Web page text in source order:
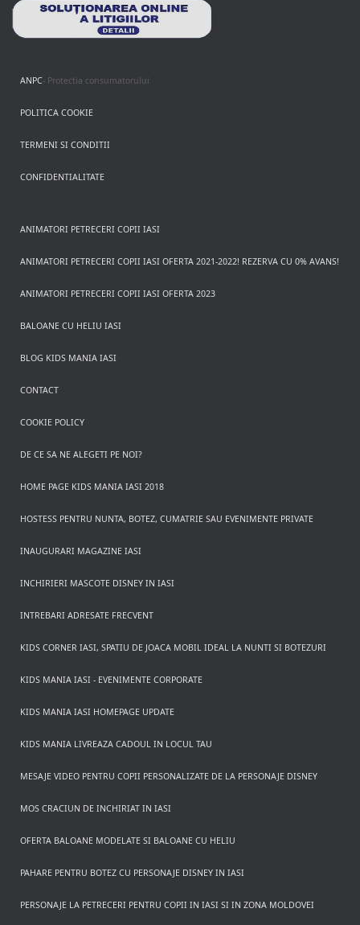
ANPC- Protectia consumatorului
POLITICA COOKIE
TERMENI SI CONDITII
CONFIDENTIALITATE
ANIMATORI PETRECERI COPII IASI
ANIMATORI PETRECERI COPII IASI OFERTA 2021-2022! REZERVA CU 0% AVANS!
ANIMATORI PETRECERI COPII IASI OFERTA 2023
BALOANE CU HELIU IASI
BLOG KIDS MANIA IASI
CONTACT
COOKIE POLICY
DE CE SA NE ALEGETI PE NOI?
HOME PAGE KIDS MANIA IASI 2018
HOSTESS PENTRU NUNTA, BOTEZ, CUMATRIE SAU EVENIMENTE PRIVATE
INAUGURARI MAGAZINE IASI
INCHIRIERI MASCOTE DISNEY IN IASI
INTREBARI ADRESATE FRECVENT
KIDS CORNER IASI, SPATIU DE JOACA MOBIL IDEAL LA NUNTI SI BOTEZURI
KIDS MANIA IASI - EVENIMENTE CORPORATE
KIDS MANIA IASI HOMEPAGE UPDATE
KIDS MANIA LIVREAZA CADOUL IN LOCUL TAU
MESAJE VIDEO PENTRU COPII PERSONALIZATE DE LA PERSONAJE DISNEY
MOS CRACIUN DE INCHIRIAT IN IASI
OFERTA BALOANE MODELATE SI BALOANE CU HELIU
PAHARE PENTRU BOTEZ CU PERSONAJE DISNEY IN IASI
PERSONAJE LA PETRECERI PENTRU COPII IN IASI SI IN ZONA MOLDOVEI